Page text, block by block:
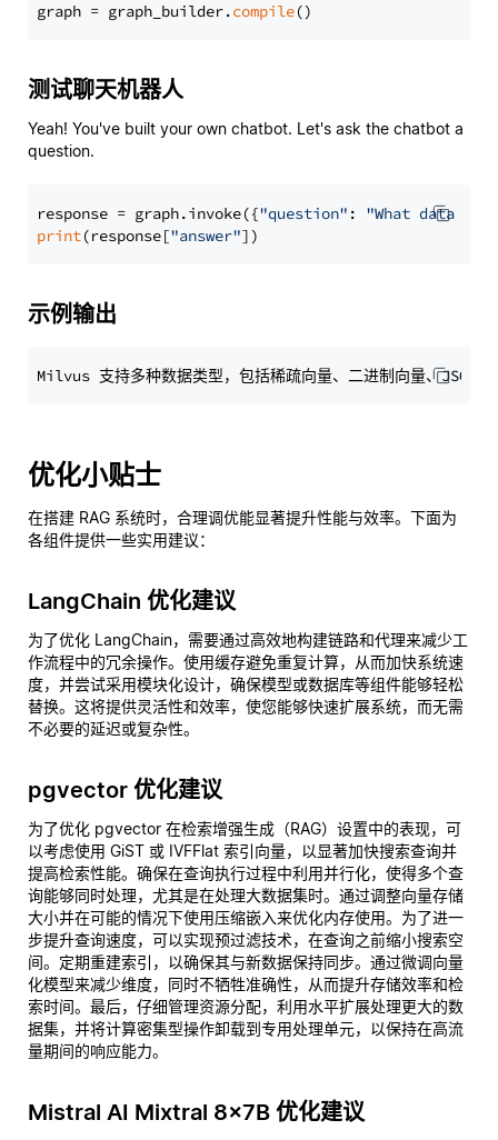
graph = graph_builder.compile
测试聊天机器人
Yeah! You've built your own chatbot. Let's ask the chatbot a
question.
response = graph.invoke({"question" : "What data
print(response["answer"
示例输出
优化小贴士
在搭建 RAG 系统时，合理调优能显著提升性能与效率。下面为
各组件提供一些实用建议：
LangChain 优化建议
为了优化 LangChain，需要通过高效地构建链路和代理来减少工
作流程中的冗余操作。使用缓存避免重复计算，从而加快系统速
度，并尝试采用模块化设计，确保模型或数据库等组件能够轻松
替换。这将提供灵活性和效率，使您能够快速扩展系统，而无需
不必要的延迟或复杂性。
pgvector 优化建议
为了优化 pgvector 在检索增强生成（RAG）设置中的表现，可
以考虑使用 GiST 或 IVFFlat 索引向量，以显著加快搜索查询并
提高检索性能。确保在查询执行过程中利用并行化，使得多个查
询能够同时处理，尤其是在处理大数据集时。通过调整向量存储
大小并在可能的情况下使用压缩嵌入来优化内存使用。为了进一
步提升查询速度，可以实现预过滤技术，在查询之前缩小搜索空
间。定期重建索引，以确保其与新数据保持同步。通过微调向量
化模型来减少维度，同时不牺牲准确性，从而提升存储效率和检
索时间。最后，仔细管理资源分配，利用水平扩展处理更大的数
据集，并将计算密集型操作卸载到专用处理单元，以保持在高流
量期间的响应能力。
Mistral AI Mixtral 8x7B 优化建议